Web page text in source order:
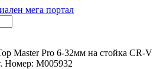
Master Pro 6-32мм на стойка CR-V
Номер: M005932